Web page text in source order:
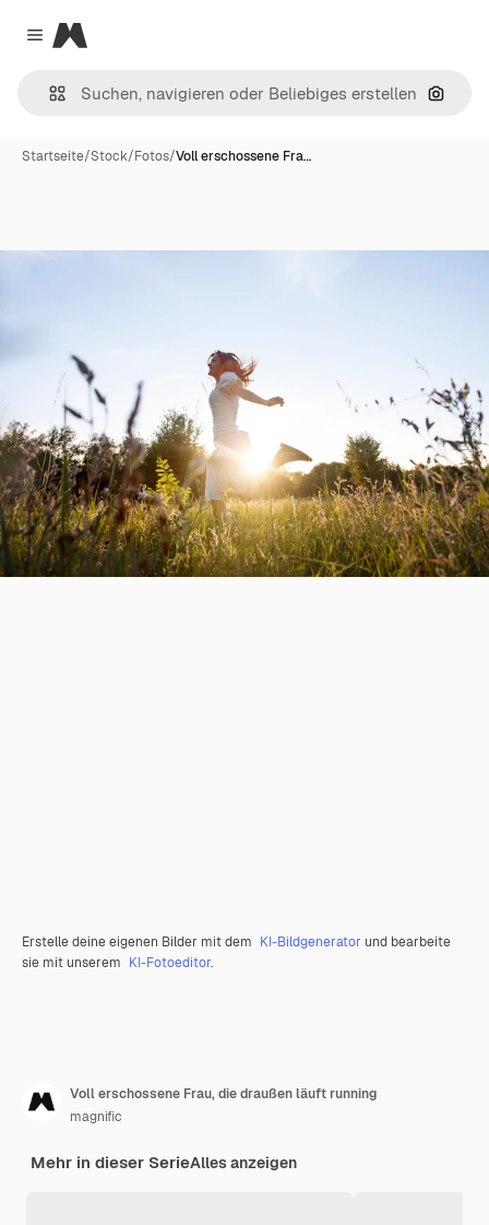
Close menu
Magnific
Nach
Startseite/Stock/Fotos/Voll erschossene Fra…
Erstelle deine eigenen Bilder mit dem KI-Bildgenerator und bearbeite
sie mit unserem KI-Fotoeditor.
Voll erschossene Frau, die draußen läuft running
magnific
Mehr in dieser SerieAlles anzeigen